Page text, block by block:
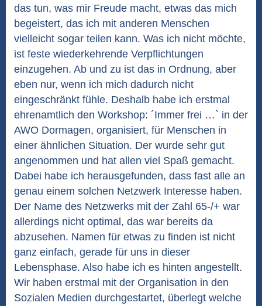
das tun, was mir Freude macht, etwas das mich
begeistert, das ich mit anderen Menschen
vielleicht sogar teilen kann. Was ich nicht möchte,
ist feste wiederkehrende Verpflichtungen
einzugehen. Ab und zu ist das in Ordnung, aber
eben nur, wenn ich mich dadurch nicht
eingeschränkt fühle. Deshalb habe ich erstmal
ehrenamtlich den Workshop: ´Immer frei …` in der
AWO Dormagen, organisiert, für Menschen in
einer ähnlichen Situation. Der wurde sehr gut
angenommen und hat allen viel Spaß gemacht.
Dabei habe ich herausgefunden, dass fast alle an
genau einem solchen Netzwerk Interesse haben.
Der Name des Netzwerks mit der Zahl 65-/+ war
allerdings nicht optimal, das war bereits da
abzusehen. Namen für etwas zu finden ist nicht
ganz einfach, gerade für uns in dieser
Lebensphase. Also habe ich es hinten angestellt.
Wir haben erstmal mit der Organisation in den
Sozialen Medien durchgestartet, überlegt welche